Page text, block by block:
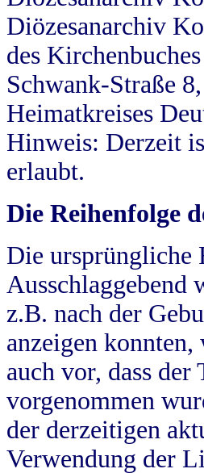
Diözesanarchiv
des
Schwank-Straße
Heimatkreises
Hinweis: Derzeit
erlaubt.
Die Reihenfolge
Die ursprüngliche
Ausschlaggebend
z.B. nach der
anzeigen
auch vor, dass
vorgenommen
der derzeitigen
Verwendung der